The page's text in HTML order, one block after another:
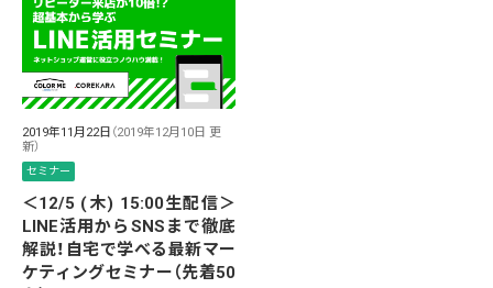
2019年11月22日 （2019年12月10日 更
新）
セミナー
＜12/5 (木) 15:00生配信＞
LINE活用からSNSまで徹底
解説！自宅で学べる最新マー
ケティングセミナー（先着50